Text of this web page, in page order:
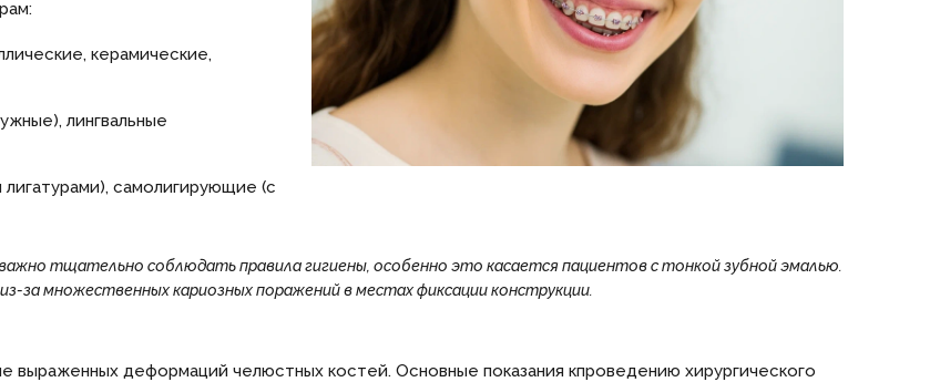
керамические,
лингвальные
самолигирующие (с
тщательно соблюдать правила гигиены, особенно это касается пациентов с тонкой зубной эмалью.
за множественных кариозных поражений в местах фиксации конструкции.
деформаций челюстных костей. Основные показания кпроведению хирургического